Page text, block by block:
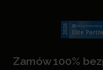
Zamów 100%